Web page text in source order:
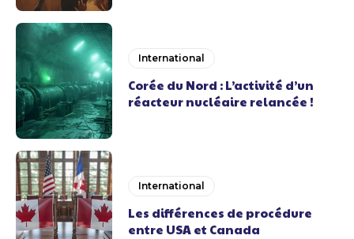
International
Corée du Nord : L’activité d’un
réacteur nucléaire relancée !
International
Les différences de procédure
entre USA et Canada